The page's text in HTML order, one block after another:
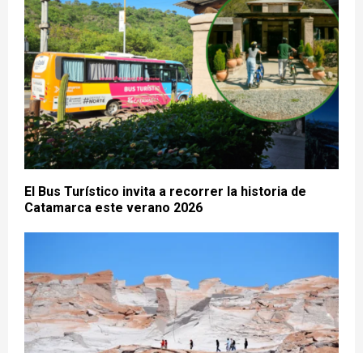
El Bus Turístico invita a recorrer la historia de
Catamarca este verano 2026